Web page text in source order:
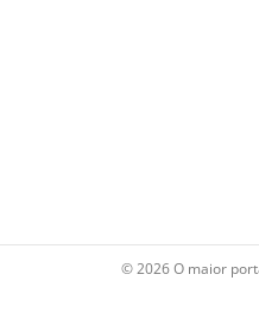
© 2026 O maior